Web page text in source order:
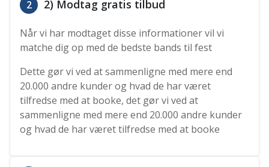
2 2) Modtag gratis tilbud
Når vi har modtaget disse informationer vil vi
matche dig op med de bedste bands til fest
Dette gør vi ved at sammenligne med mere end
20.000 andre kunder og hvad de har været
tilfredse med at booke, det gør vi ved at
sammenligne med mere end 20.000 andre kunder
og hvad de har været tilfredse med at booke